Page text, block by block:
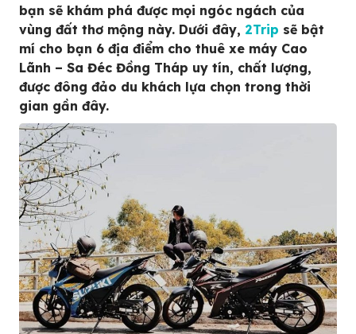
bạn sẽ khám phá được mọi ngóc ngách của
vùng đất thơ mộng này. Dưới đây, 2Trip sẽ bật
mí cho bạn 6 địa điểm cho thuê xe máy Cao
Lãnh – Sa Đéc Đồng Tháp uy tín, chất lượng,
được đông đảo du khách lựa chọn trong thời
gian gần đây.